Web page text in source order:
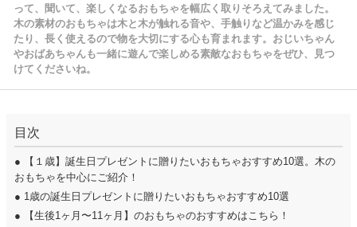
って、聞いて、楽しくなるおもちゃを幅広く取りそろえてみました。
木の素材のおもちゃは木と木が触れる音や、手触りなど温かみを感じ
たり、長く使えるので物を大切にする心も育まれます。おじいちゃん
やおばあちゃんも一緒に遊んで楽しめる素敵なおもちゃをぜひ、見つ
けてくださいね。
目次
● 【１歳】誕生日プレゼントに贈りたいおもちゃおすすめ10選。木の
おもちゃを中心にご紹介！
● 1歳の誕生日プレゼントに贈りたいおもちゃおすすめ10選
● 【生後1ヶ月〜11ヶ月】のおもちゃのおすすめはこちら！